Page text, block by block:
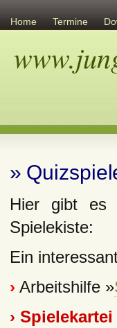
Home Termine
»
Hier gibt es
Spielekiste:
Ein
› Arbeitshilfe »
›